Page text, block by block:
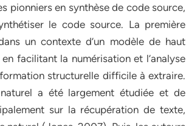
pionniers en synthèse de code source,
le code source. La première
un contexte d’un modèle de haut
facilitant la numérisation et l’analyse
structurelle difficile à extraire.
a été largement étudiée et de
sur la récupération de texte,